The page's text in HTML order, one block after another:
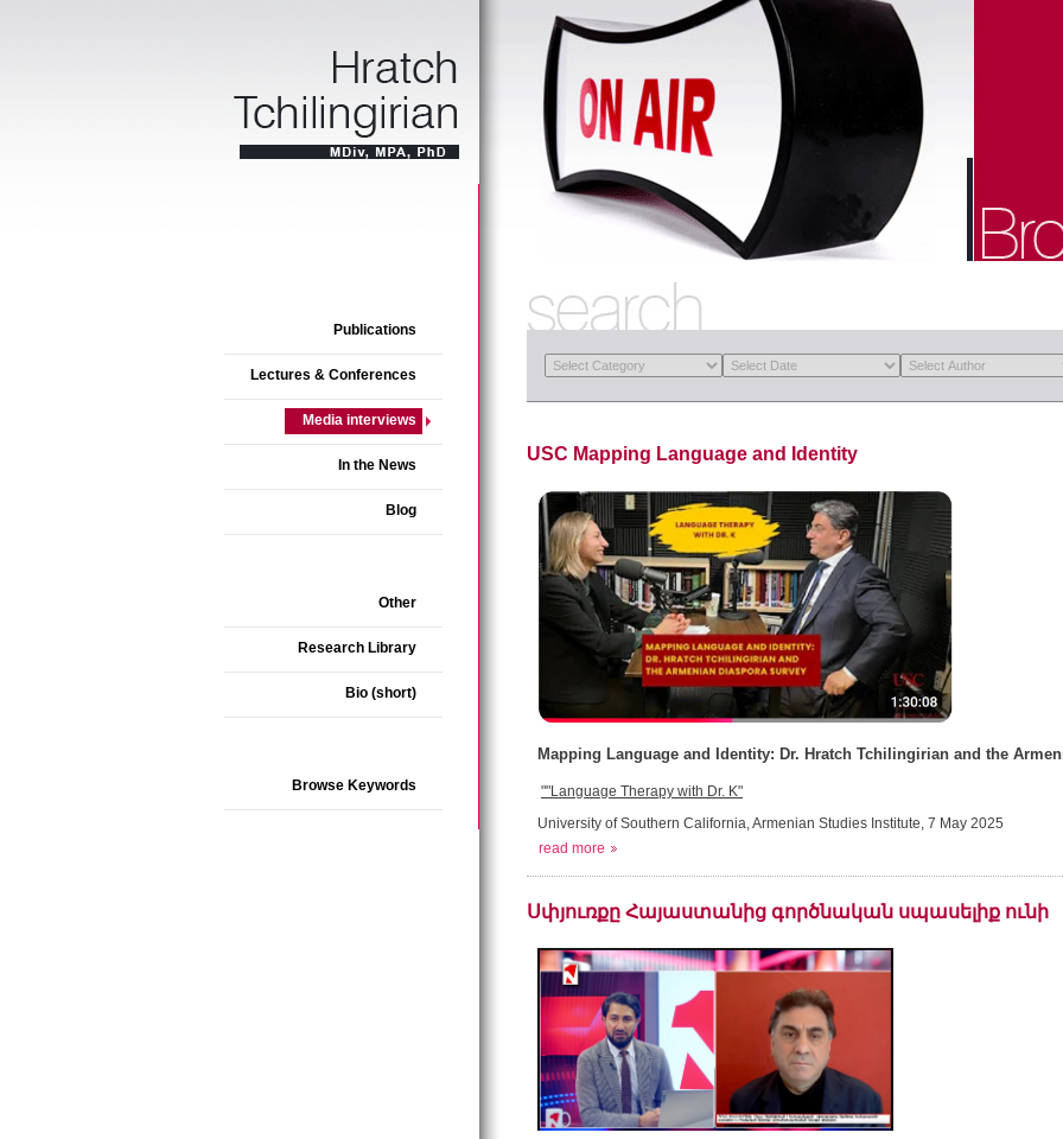
Publications
Lectures & Conferences
Media interviews
In the News
Blog
Other
Research Library
Bio (short)
Browse Keywords
USC Mapping Language and Identity
Mapping Language and Identity: Dr. Hratch Tchilingirian and the
""Language Therapy with Dr. K"
University of Southern California, Armenian Studies Institute, 7 May 2025
read more
Սփյուռքը Հայաստանից գործնական սպասելիք ունի